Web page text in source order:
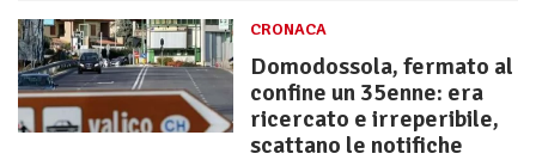
CRONACA
Domodossola, fermato al
confine un 35enne: era
ricercato e irreperibile,
scattano le notifiche